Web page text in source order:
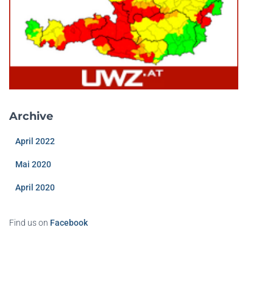
Archive
April 2022
Mai 2020
April 2020
Find us on Facebook